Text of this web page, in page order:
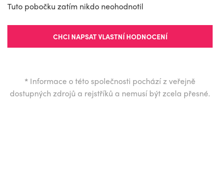
Tuto pobočku zatím nikdo neohodnotil
CHCI NAPSAT VLASTNÍ HODNOCENÍ
* Informace o této společnosti pochází z veřejně
dostupných zdrojů a rejstříků a nemusí být zcela přesné.